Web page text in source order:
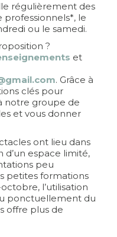
régulièrement des
le
ou le samedi.
?
et
. Grâce à
clés pour
notre groupe de
et vous donner
ont lieu dans
d’un espace limité,
peu
petites formations
l’utilisation
ponctuellement du
offre plus de